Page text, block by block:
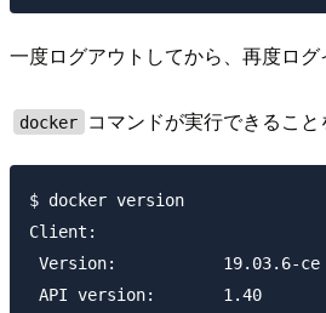
一度ログアウトしてから、再度ログ
docker コマンドが実行できること
$ docker version
Client:
Version:           19.03.6-ce
API version:       1.40